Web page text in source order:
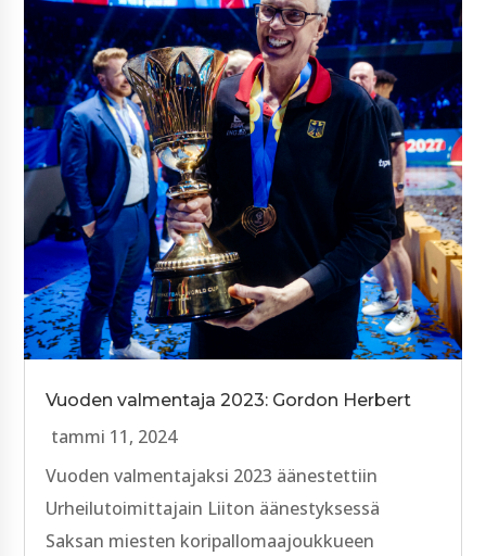
Vuoden valmentaja 2023: Gordon Herbert
tammi 11, 2024
Vuoden valmentajaksi 2023 äänestettiin
Urheilutoimittajain Liiton äänestyksessä
Saksan miesten koripallomaajoukkueen